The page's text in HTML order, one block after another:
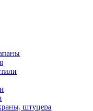
штуцера